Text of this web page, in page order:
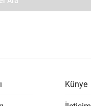
Künye